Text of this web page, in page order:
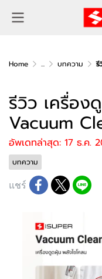
Home ... บทความ รี
รีวิว เครื่อง
Vacuum
อัพเดทล่าสุด: 17 ธ.ค.
บทความ
แชร์